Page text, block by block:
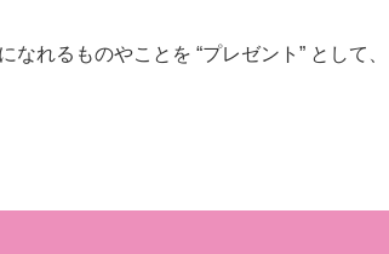
れるものやことを “プレゼント” として、